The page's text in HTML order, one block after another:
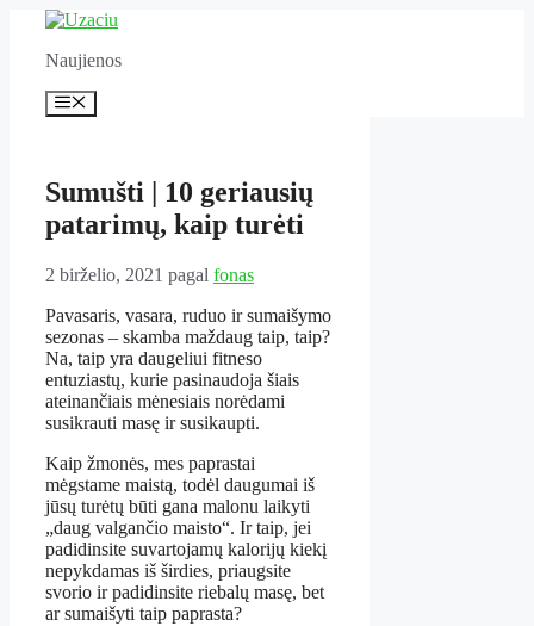
Pereiti
turinioNaujienos
Meniu
Sumušti | 10 geriausių
patarimų, kaip turėti
2 birželio, 2021 pagal fonas
Pavasaris, vasara, ruduo ir sumaišymo
sezonas – skamba maždaug taip, taip?
Na, taip yra daugeliui fitneso
entuziastų, kurie pasinaudoja šiais
ateinančiais mėnesiais norėdami
susikrauti masę ir susikaupti.
Kaip žmonės, mes paprastai
mėgstame maistą, todėl daugumai iš
jūsų turėtų būti gana malonu laikyti
„daug valgančio maisto“. Ir taip, jei
padidinsite suvartojamų kalorijų kiekį
nepykdamas iš širdies, priaugsite
svorio ir padidinsite riebalų masę, bet
ar sumaišyti taip paprasta?